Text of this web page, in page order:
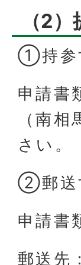
（2
①持参
申請書
（南
さい。
②郵送
申請書
郵送先